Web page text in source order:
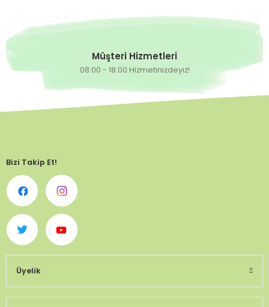
Müşteri Hizmetleri
08:00 - 18:00 Hizmetinizdeyiz!
Bizi Takip Et!
Üyelik